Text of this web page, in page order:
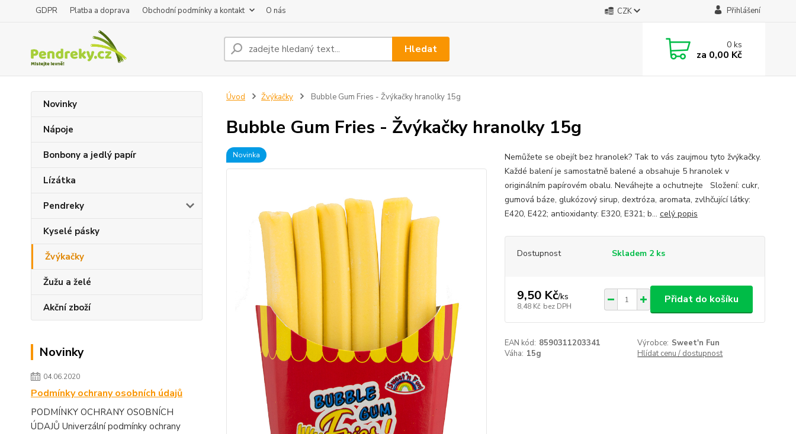
GDPR Platba a doprava Obchodní podmínky a kontakt O nás CZK Přihlášení
Hledat 0ks
za 0,00 Kč
Novinky
Nápoje
Bonbony a jedlý papír
Lízátka
Pendreky
Kyselé pásky
Žvýkačky
Žužu a želé
Akční zboží
Novinky
04.06.2020
Podmínky ochrany osobních údajů
PODMÍNKY OCHRANY OSOBNÍCH
ÚDAJŮ Univerzální podmínky ochrany
Úvod Žvýkačky Bubble Gum Fries - Žvýkačky hranolky 15g
Bubble Gum Fries - Žvýkačky hranolky 15g
Novinka
Nemůžete se obejít bez hranolek? Tak to vás zaujmou tyto žvýkačky.
Každé balení je samostatně balené a obsahuje 5 hranolek v
originálním papírovém obalu. Neváhejte a ochutnejte Složení: cukr,
gumová báze, glukózový sirup, dextróza, aromata, zvlhčující látky:
E420, E422; antioxidanty: E320, E321; b... celý popis
Dostupnost Skladem 2 ks
9,50 Kč/ks
8,48 Kč bez DPH
Přidat do košíku
EAN kód: 8590311203341 Výrobce: Sweet'n Fun
Váha: 15g Hlídat cenu / dostupnost